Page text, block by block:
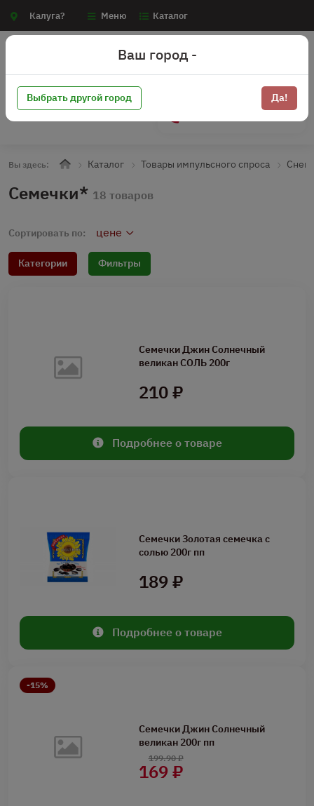
Калуга? Меню Каталог
Вы здесь: Каталог Товары импульсного спроса
Семечки* 18 товаров
Сортировать по: цене
Категории Фильтры
Семечки Джин Солнечный
великан СОЛЬ 200г
210 ₽
Подробнее о товаре
Семечки Золотая семечка с
солью 200г пп
189 ₽
Подробнее о товаре
-15%
Семечки Джин Солнечный
великан 200г пп
169 ₽
199.90 ₽
Ваш город -
Выбрать другой город Да!